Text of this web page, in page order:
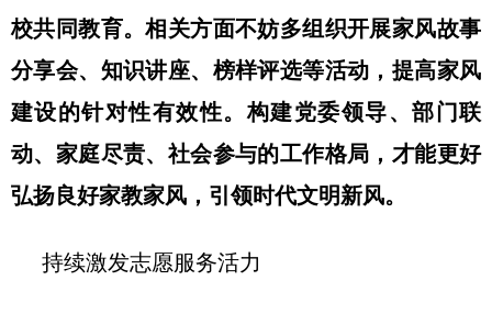
校共同教育。相关方面不妨多组织开展家风故事
分享会、知识讲座、榜样评选等活动，提高家风
建设的针对性有效性。构建党委领导、部门联
动、家庭尽责、社会参与的工作格局，才能更好
弘扬良好家教家风，引领时代文明新风。
持续激发志愿服务活力